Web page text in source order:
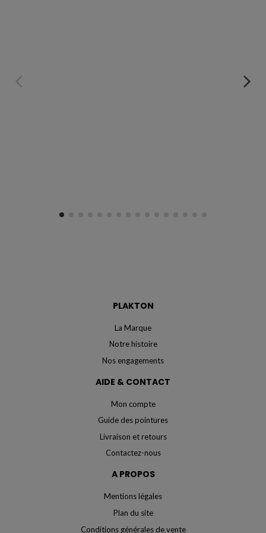
PLAKTON
La Marque
Notre histoire
Nos engagements
AIDE & CONTACT
Mon compte
Guide des pointures
Livraison et retours
Contactez-nous
A PROPOS
Mentions légales
Plan du site
Conditions générales de vente